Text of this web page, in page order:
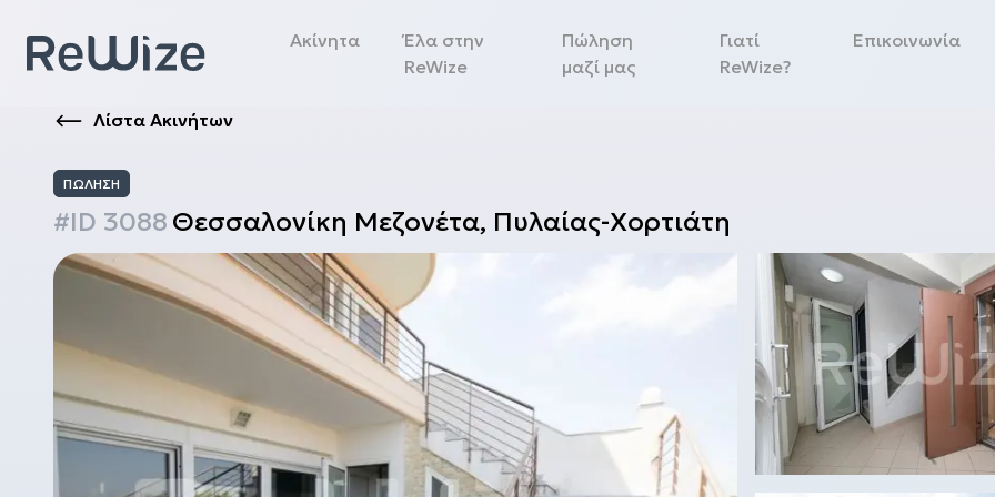
Ακίνητα
Έλα στην
ReWize
Πώληση
μαζί μας
Γιατί
ReWize?
Επικοινωνία
Λίστα Ακινήτων
ΠΏΛΗΣΗ
#ID 3088 Θεσσαλονίκη Μεζονέτα, Πυλαίας-Χορτιάτη